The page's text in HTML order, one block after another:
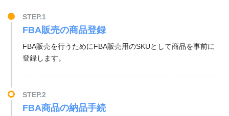
STEP.1
FBA販売の商品登録
FBA販売を行うためにFBA販売用のSKUとして商品を事前に
登録します。
STEP.2
FBA商品の納品手続